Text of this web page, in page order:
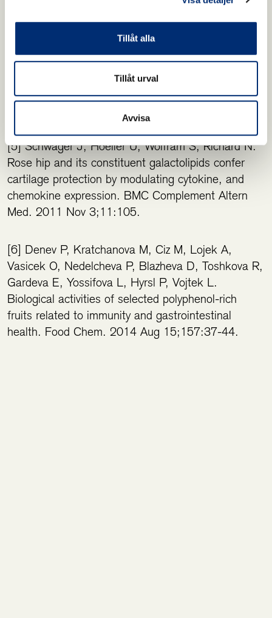
Tillåt alla
Tillåt urval
Avvisa
molecular mechanics counteracting osteoarthritis –
A systematic review. Phytomedicine. 2019
[4] Cohen M. Rosehip – an evidence based herbal
medicine for inflammation and arthritis. Aust Fam
[5] Schwager J, Hoeller U, Wolfram S, Richard N.
Rose hip and its constituent galactolipids confer
cartilage protection by modulating cytokine, and
chemokine expression. BMC Complement Altern
Med. 2011 Nov 3;11:105.
[6] Denev P, Kratchanova M, Ciz M, Lojek A,
Vasicek O, Nedelcheva P, Blazheva D, Toshkova R,
Gardeva E, Yossifova L, Hyrsl P, Vojtek L.
Biological activities of selected polyphenol-rich
fruits related to immunity and gastrointestinal
health. Food Chem. 2014 Aug 15;157:37-44.